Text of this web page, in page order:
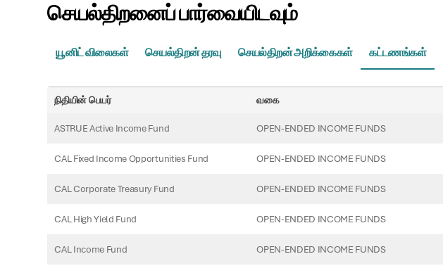
செயல்திறனைப் பார்வையிடவும்
யூனிட் விலைகள் செயல்திறன் தரவு செயல்திறன் அறிக்கைகள் கட்டணங்கள்
நிதியின் பெயர் வகை
ASTRUE Active Income Fund OPEN-ENDED INCOME FUNDS
CAL Fixed Income Opportunities Fund OPEN-ENDED INCOME FUNDS
CAL Corporate Treasury Fund OPEN-ENDED INCOME FUNDS
CAL High Yield Fund OPEN-ENDED INCOME FUNDS
CAL Income Fund OPEN-ENDED INCOME FUNDS